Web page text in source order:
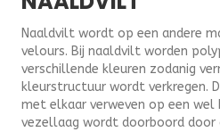
Naaldvilt wordt op een andere
velours. Bij naaldvilt worden
verschillende kleuren zodanig
kleurstructuur wordt verkregen.
met elkaar verweven op een wel
vezellaag wordt doorboord door